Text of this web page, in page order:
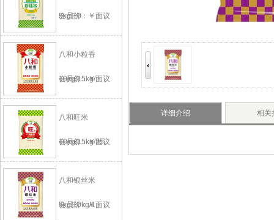
详细介绍 相关
5kg/10..
会员价：￥面议
八和小粒香
10kg/15kg/..
会员价：￥面议
八和旺米
10kg/15kg/25..
会员价：￥面议
八和银丝米
5kg/10kg/1..
会员价：￥面议